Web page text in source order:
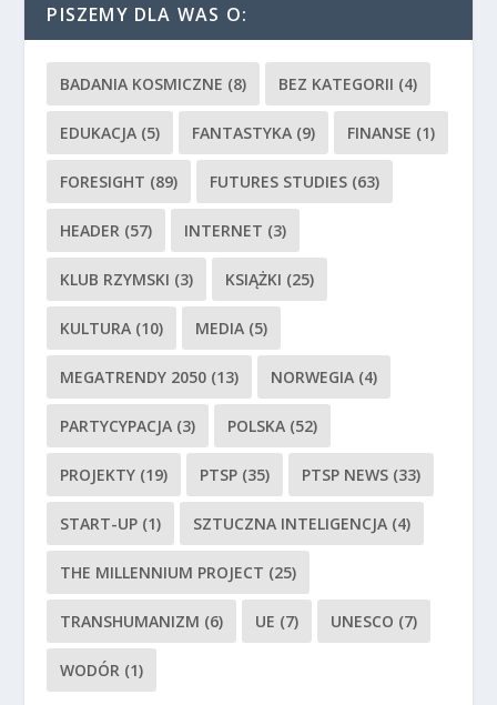
PISZEMY DLA WAS O:
BADANIA KOSMICZNE (8) BEZ KATEGORII (4)
EDUKACJA (5) FANTASTYKA (9) FINANSE (1)
FORESIGHT (89) FUTURES STUDIES (63)
HEADER (57) INTERNET (3)
KLUB RZYMSKI (3) KSIĄŻKI (25)
KULTURA (10) MEDIA (5)
MEGATRENDY 2050 (13) NORWEGIA (4)
PARTYCYPACJA (3) POLSKA (52)
PROJEKTY (19) PTSP (35) PTSP NEWS (33)
START-UP (1) SZTUCZNA INTELIGENCJA (4)
THE MILLENNIUM PROJECT (25)
TRANSHUMANIZM (6) UE (7) UNESCO (7)
WODÓR (1)